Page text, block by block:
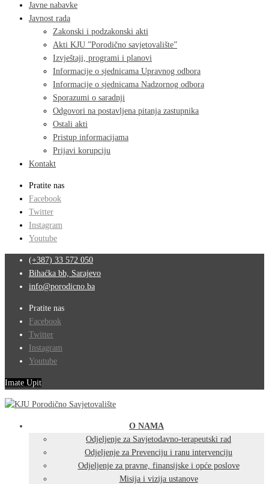
Javne nabavke
Javnost rada
Zakonski i podzakonski akti
Akti KJU ”Porodično savjetovalište”
Izvještaji, programi i planovi
Informacije o sjednicama Upravnog odbora
Informacije o sjednicama Nadzornog odbora
Sporazumi o saradnji
Odgovori na postavljena pitanja zastupnika
Ostali akti
Pristup informacijama
Prijavi korupciju
Kontakt
Pratite nas
Facebook
Twitter
Instagram
Youtube
(+387) 33 572 050
Bihaćka bb, Sarajevo
info@porodicno.ba
Pratite nas
Facebook
Twitter
Instagram
Youtube
Imate Upit
O NAMA
Odjeljenje za Savjetodavno-terapeutski rad
Odjeljenje za Prevenciju i ranu intervenciju
Odjeljenje za pravne, finansijske i opće poslove
Misija i vizija ustanove